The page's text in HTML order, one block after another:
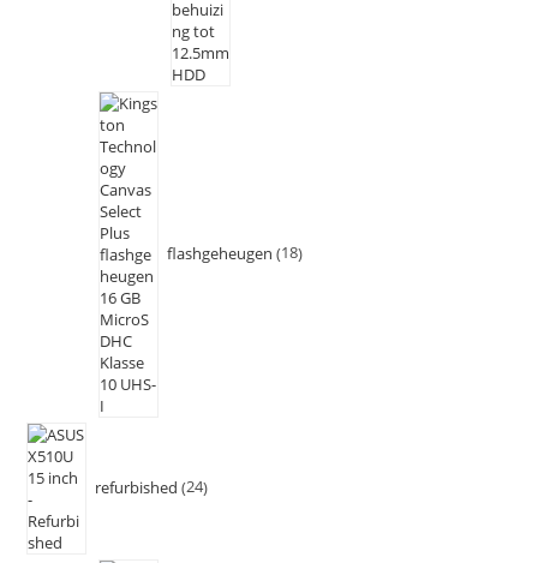
flashgeheugen 18
refurbished 24